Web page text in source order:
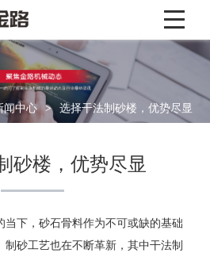
闻中心 选择干法制砂楼，优势尽显
砂楼，优势尽显
当下，砂石骨料作为不可或缺的基础
砂工艺也在不断革新，其中干法制